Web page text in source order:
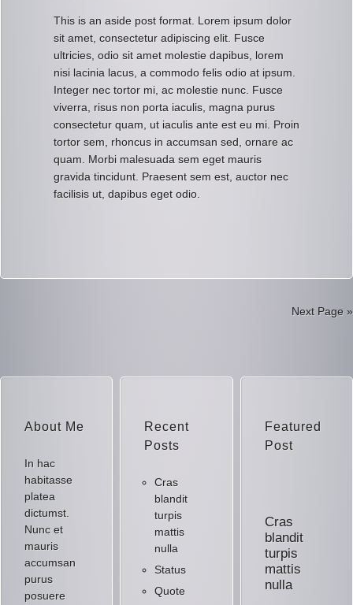
This is an aside post format. Lorem ipsum dolor
sit amet, consectetur adipiscing elit. Fusce
ultricies, odio sit amet molestie dapibus, lorem
nisi lacinia lacus, a commodo felis odio at ipsum.
Integer nec tortor mi, ac molestie nunc. Fusce
viverra, risus non porta iaculis, magna purus
consectetur quam, ut iaculis ante est eu mi. Proin
tortor sem, rhoncus in accumsan sed, ornare ac
quam. Morbi malesuada sem eget mauris
gravida tincidunt. Praesent sem est, auctor nec
facilisis ut, dapibus eget odio.
Next Page »
About Me
In hac
habitasse
platea
dictumst.
Nunc et
mauris
accumsan
purus
posuere
Recent
Posts
Cras
blandit
turpis
mattis
nulla
Status
Quote
Featured
Post
Cras
blandit
turpis
mattis
nulla